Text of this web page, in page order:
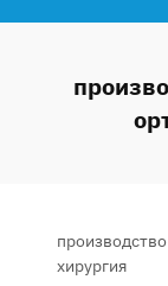
хирургия